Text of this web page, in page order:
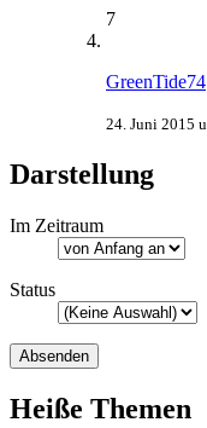
7
GreenTide74
24. Juni 2015
Darstellung
Im Zeitraum
Status
Heiße Themen